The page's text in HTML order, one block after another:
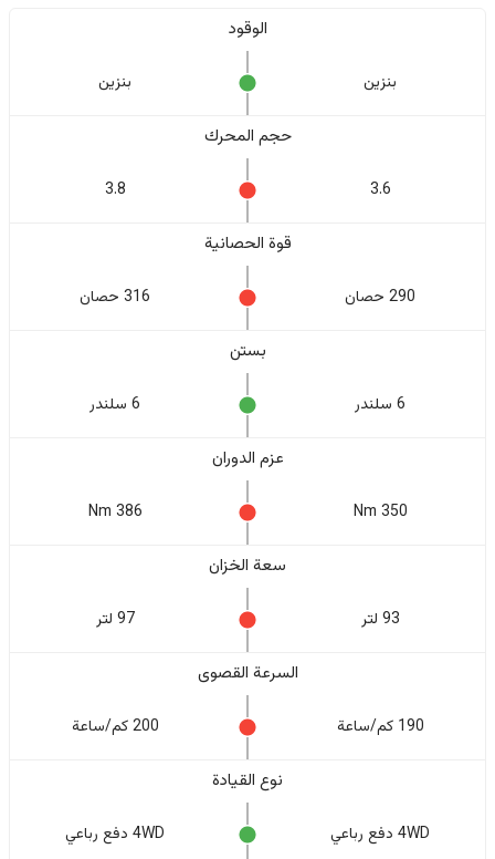
الوقود
بنزين بنزين
حجم المحرك
3.6
3.8
قوة الحصانية
290 حصان 316 حصان
بستن
6 سلندر 6 سلندر
عزم الدوران
350 Nm
386 Nm
سعة الخزان
93 لتر 97 لتر
السرعة القصوى
190 كم/ساعة 200 كم/ساعة
نوع القيادة
4WD دفع رباعي 4WD دفع رباعي